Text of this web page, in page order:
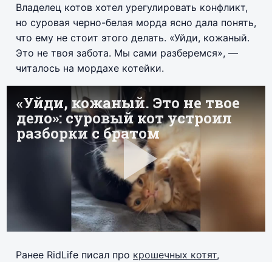
Владелец котов хотел урегулировать конфликт,
но суровая черно-белая морда ясно дала понять,
что ему не стоит этого делать. «Уйди, кожаный.
Это не твоя забота. Мы сами разберемся», —
читалось на мордахе котейки.
Ранее RidLife писал про крошечных котят,